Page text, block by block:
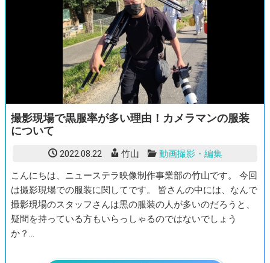
撮影現場で黒服率が多い理由！カメラマンの服装
について
2022.08.22 竹山
動画撮影・編集
こんにちは、ニューステラ映像制作事業部の竹山です。 今回
は撮影現場での服装に関してです。 皆さんの中には、なんで
撮影現場のスタッフさんは黒の服装の人が多いのだろうと、
疑問を持っている方もいらっしゃるのではないでしょう
か？…